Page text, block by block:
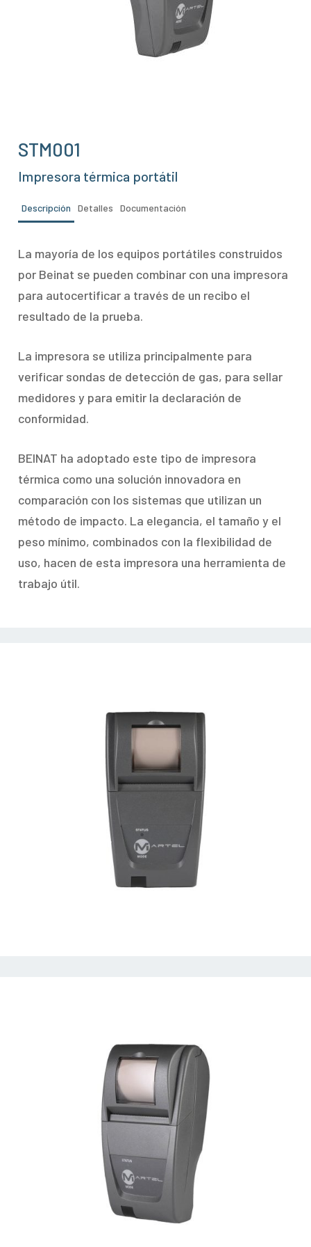
STM001
Impresora térmica portátil
Descripción Detalles Documentación
La mayoría de los equipos portátiles construidos
por Beinat se pueden combinar con una impresora
para autocertificar a través de un recibo el
resultado de la prueba.
La impresora se utiliza principalmente para
verificar sondas de detección de gas, para sellar
medidores y para emitir la declaración de
conformidad.
BEINAT ha adoptado este tipo de impresora
térmica como una solución innovadora en
comparación con los sistemas que utilizan un
método de impacto. La elegancia, el tamaño y el
peso mínimo, combinados con la flexibilidad de
uso, hacen de esta impresora una herramienta de
trabajo útil.